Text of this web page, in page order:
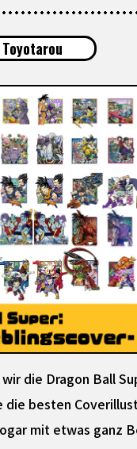
Toyotarou
die Dragon Ball
die besten
mit etwas ganz